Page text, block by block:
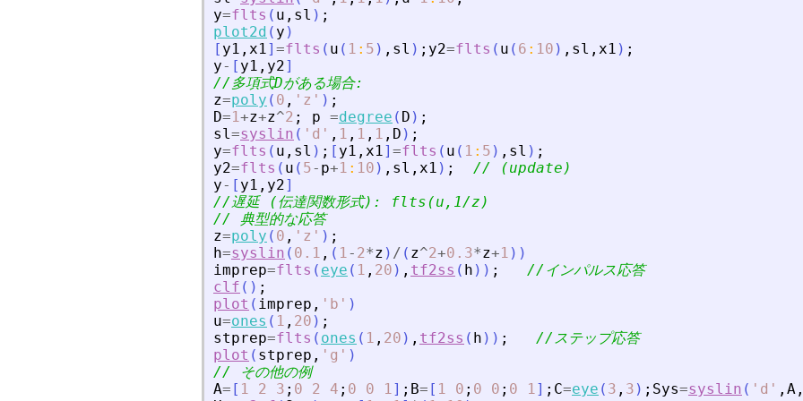
y=flts ( u , sl ) ;
plot2d ( y )
[ y1 , x1] =flts ( u ( 1 : 5 ) , sl ) ; y2=flts ( u ( 6 : 10 ) , sl , x1 ) ;
y- [ y1 , y2]
//多項式Dがある場合:
z=poly ( 0 , ' z ' ) ;
D=1+z+z^2 ; p =degree ( D ) ;
sl=syslin ( ' d ' , 1 , 1 , 1 , D ) ;
y=flts ( u , sl ) ; [ y1 , x1] =flts ( u ( 1 : 5 ) , sl ) ;
y2=flts ( u ( 5- p+1 : 10 ) , sl , x1 ) ;
// (update)
y- [ y1 , y2]
//遅延 (伝達関数形式): flts(u,1/z)
// 典型的な応答
z=poly ( 0 , ' z ' ) ;
h=syslin ( 0.1 , ( 1- 2*z ) / ( z^2+0.3*z+1 ) )
imprep=flts ( eye ( 1 , 20 ) , tf2ss ( h ) ) ;
//インパルス応答
clf ( ) ;
plot ( imprep , ' b ' )
u=ones ( 1 , 20 ) ;
stprep=flts ( ones ( 1 , 20 ) , tf2ss ( h ) ) ;
//ステップ応答
plot ( stprep , ' g ' )
// その他の例
A= [ 1 2 3 ; 0 2 4 ; 0 0 1] ; B= [ 1 0 ; 0 0 ; 0 1] ; C=eye ( 3 , 3 ) ; Sys=syslin ( ' d ' , A ,